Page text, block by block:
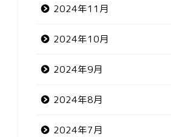
2024年11月
2024年10月
2024年9月
2024年8月
2024年7月